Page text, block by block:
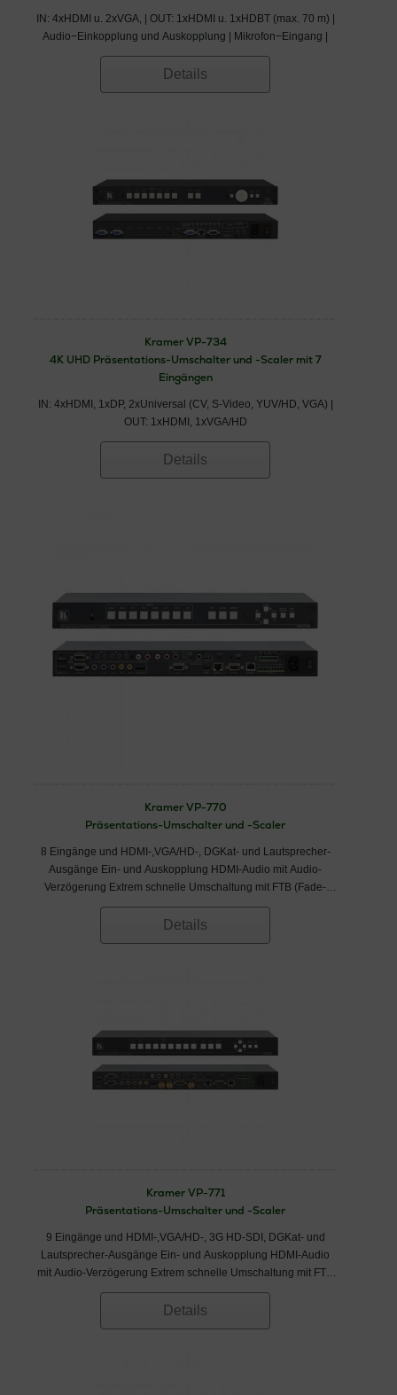
IN: 4xHDMI u. 2xVGA, | OUT: 1xHDMI u. 1xHDBT (max. 70 m) |
Audio−Einkopplung und Auskopplung | Mikrofon−Eingang |
Details
Kramer VP-734
4K UHD Präsentations-Umschalter und -Scaler mit 7
Eingängen
IN: 4xHDMI, 1xDP, 2xUniversal (CV, S-Video, YUV/HD, VGA) |
OUT: 1xHDMI, 1xVGA/HD
Details
Kramer VP-770
Präsentations-Umschalter und -Scaler
8 Eingänge und HDMI-,VGA/HD-, DGKat- und Lautsprecher-
Ausgänge Ein- und Auskopplung HDMI-Audio mit Audio-
Verzögerung Extrem schnelle Umschaltung mit FTB (Fade-
Thru-Black) Progressives EDID−Management
Details
Kramer VP-771
Präsentations-Umschalter und -Scaler
9 Eingänge und HDMI-,VGA/HD-, 3G HD-SDI, DGKat- und
Lautsprecher-Ausgänge Ein- und Auskopplung HDMI-Audio
mit Audio-Verzögerung Extrem schnelle Umschaltung mit FTB
(Fade-Thru-Black) Progressives EDID−Management
Details